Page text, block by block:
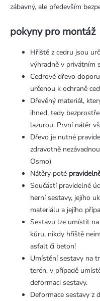
zábavný, ale především
pokyny pro montáž
Hřiště z cedru jsou
výhradně v privátním
Cedrové dřevo
určenou k ochraně
Dřevěný materiál,
ihned, tedy
lazurou. První nátěr
Dřevo je nutné
zdravotně
Osmo)
Nátěry poté
Součástí pravidelné
herní sestavy, jejího
materiálu a jejího
Sestavu lze umístit
kůru, nikdy hřiště
asfalt či beton!
Umístění sestavy na
terén, v případě
deformaci sestavy.
Deformace sestavy z